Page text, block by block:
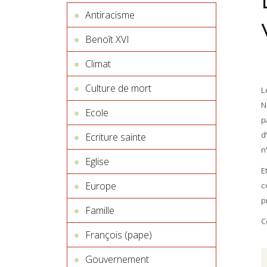
Antiracisme
Benoît XVI
Climat
Culture de mort
Ecole
Ecriture sainte
Eglise
Europe
Famille
François (pape)
Gouvernement